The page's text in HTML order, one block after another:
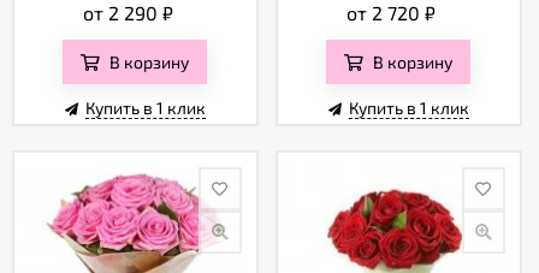
от 2 290 ₽
В корзину
Купить в 1 клик
от 2 720₽
В корзину
Купить в 1 клик